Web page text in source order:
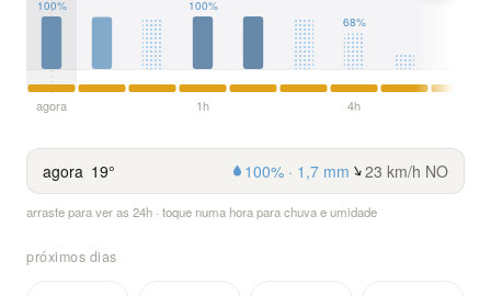
100% 100%
68%
agora 1h 4h
agora 19° 100% · 1,7 mm 23 km/h NO
arraste para ver as 24h · toque numa hora para chuva e umidade
próximos dias